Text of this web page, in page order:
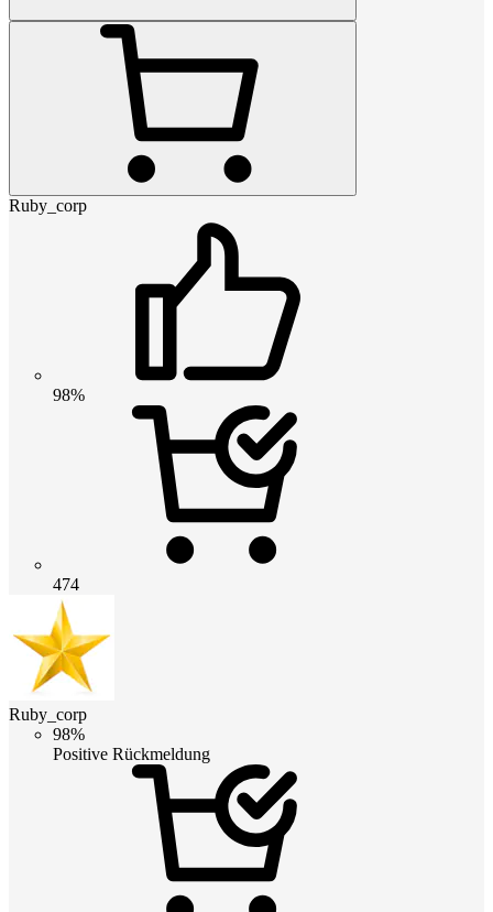
Ruby_corp
98%
474
Ruby_corp
98%
Positive Rückmeldung